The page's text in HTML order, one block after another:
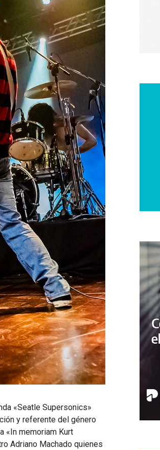
«Seatle Supersonics»
y referente del género
«In memoriam Kurt
Adriano Machado quienes